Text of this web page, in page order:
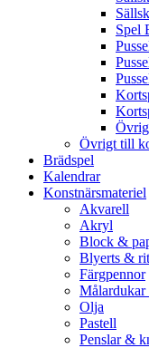
Spel
Övrigt till
Brädspel
Kalendrar
Konstnärsmateriel
Akvarell
Akryl
Block &
Blyerts &
Färgpennor
Olja
Pastell
Penslar &